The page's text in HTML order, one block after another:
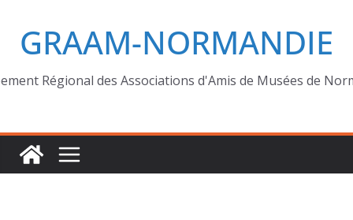
GRAAM-NORMANDIE
Régional des Associations d'Amis de Musées de